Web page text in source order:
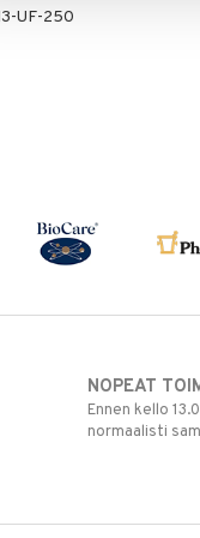
UF-250
NOPEAT
Ennen kello
normaalisti